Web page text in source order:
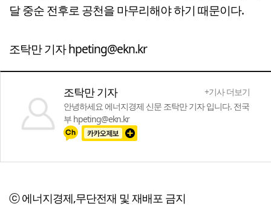
달 중순 전후로 공천을 마무리해야 하기 때문이다.
조탁만 기자 hpeting@ekn.kr
조탁만 기자
+기사 더보기
안녕하세요 에너지경제 신문 조탁만 기자 입니다. 전국
부 hpeting@ekn.kr
ⓒ 에너지경제,무단전재 및 재배포 금지